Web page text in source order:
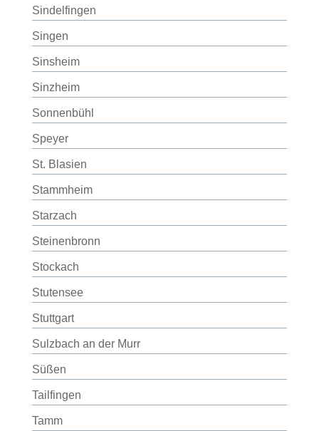
Sindelfingen
Singen
Sinsheim
Sinzheim
Sonnenbühl
Speyer
St. Blasien
Stammheim
Starzach
Steinenbronn
Stockach
Stutensee
Stuttgart
Sulzbach an der Murr
Süßen
Tailfingen
Tamm